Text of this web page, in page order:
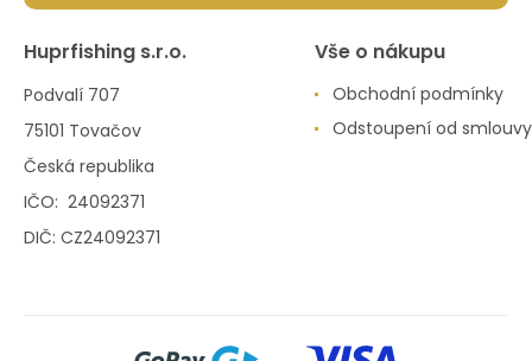
Huprfishing s.r.o.
Podvalí 707
75101 Tovačov
Česká republika
IČO: 24092371
DIČ: CZ24092371
Vše o nákupu
Obchodní podmínky
Odstoupení od smlouvy